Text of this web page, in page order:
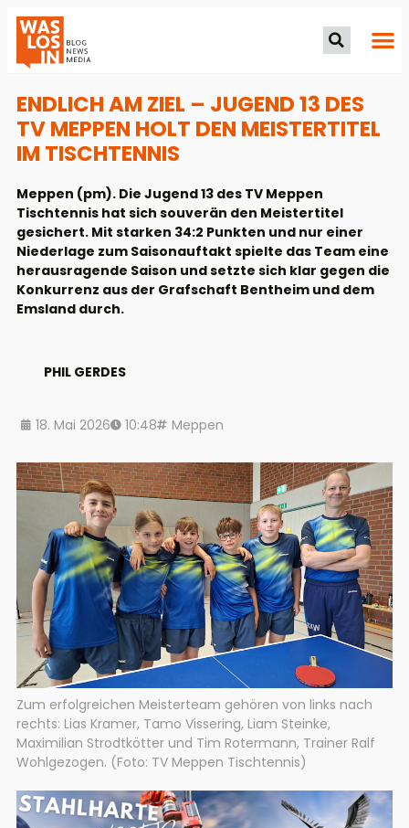
ENDLICH AM ZIEL – JUGEND 13 DES
TV MEPPEN HOLT DEN MEISTERTITEL
IM TISCHTENNIS
Meppen (pm). Die Jugend 13 des TV Meppen
Tischtennis hat sich souverän den Meistertitel
gesichert. Mit starken 34:2 Punkten und nur einer
Niederlage zum Saisonauftakt spielte das Team eine
herausragende Saison und setzte sich klar gegen die
Konkurrenz aus der Grafschaft Bentheim und dem
Emsland durch.
PHIL GERDES
18. Mai 2026 10:48 Meppen
Zum erfolgreichen Meisterteam gehören von links nach
rechts: Lias Kramer, Tamo Vissering, Liam Steinke,
Maximilian Strodtkötter und Tim Rotermann, Trainer Ralf
Wohlgezogen. (Foto: TV Meppen Tischtennis)